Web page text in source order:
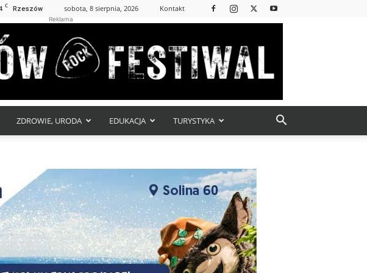
C Rzeszów sobota, 8 sierpnia, 2026 Kontakt
Reklama
ZDROWIE, URODA EDUKACJA TURYSTYKA